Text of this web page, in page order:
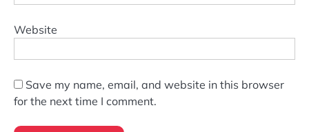
Website
Save my name, email, and website in this browser
for the next time I comment.